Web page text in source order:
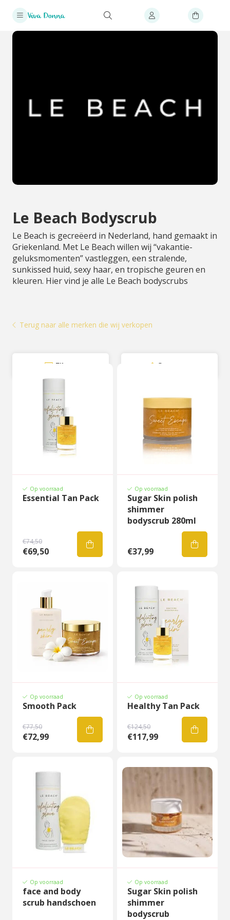
Le Beach Bodyscrub
Le Beach is gecreëerd in Nederland, hand gemaakt in
Griekenland. Met Le Beach willen wij “vakantie-
geluksmomenten” vastleggen, een stralende,
sunkissed huid, sexy haar, en tropische geuren en
kleuren. Hier vind je alle Le Beach bodyscrubs
Terug naar alle merken die wij verkopen
Filter Sorteer
Op voorraad
Essential Tan Pack
€74,50
€69,50
Op voorraad
Sugar Skin polish
shimmer
bodyscrub 280ml
€37,99
Op voorraad
Smooth Pack
€77,50
€72,99
Op voorraad
Healthy Tan Pack
€124,50
€117,99
Op voorraad
face and body
scrub handschoen
Op voorraad
Sugar Skin polish
shimmer
bodyscrub